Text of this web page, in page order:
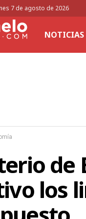
7 de agosto de 2026
NOTICIAS
de
los